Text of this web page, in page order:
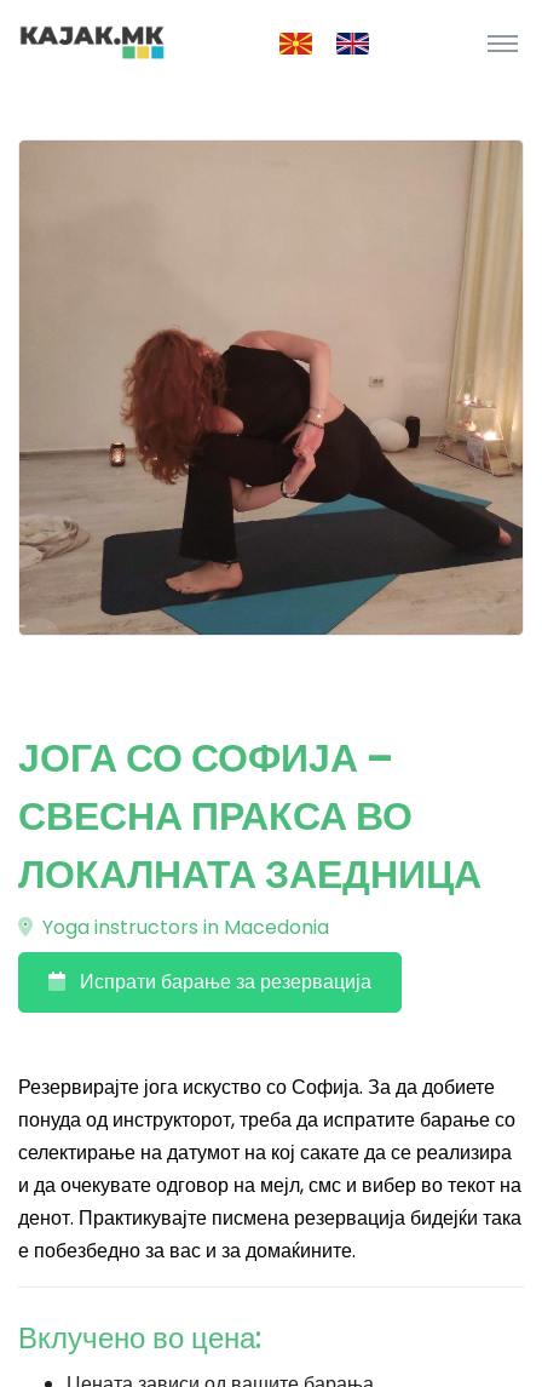
ЈОГА СО СОФИЈА –
СВЕСНА ПРАКСА ВО
ЛОКАЛНАТА ЗАЕДНИЦА
Yoga instructors in Macedonia
Испрати барање за резервација
Резервирајте јога искуство со Софија. За да добиете
понуда од инструкторот, треба да испратите барање со
селектирање на датумот на кој сакате да се реализира
и да очекувате одговор на мејл, смс и вибер во текот на
денот. Практикувајте писмена резервација бидејќи така
е побезбедно за вас и за домаќините.
Вклучено во цена: